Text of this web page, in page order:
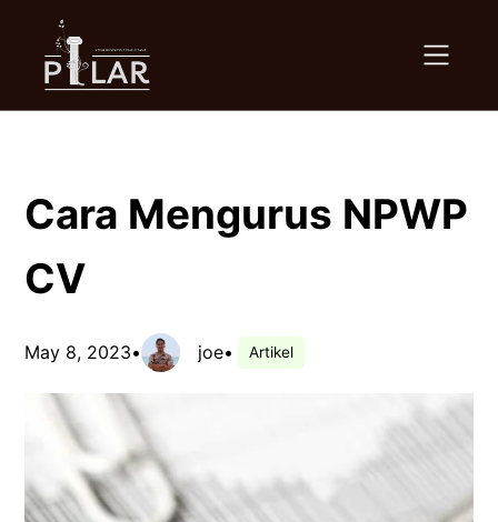
content
Cara Mengurus NPWP
CV
May 8, 2023• joe• Artikel